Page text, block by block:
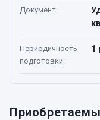
Документ:
Периодичность
подготовки:
1